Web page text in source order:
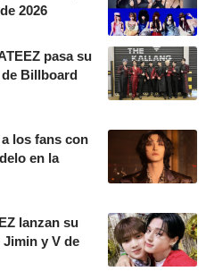
2026
pasa su
de Billboard
los fans con
en la
lanzan su
Jimin y V de